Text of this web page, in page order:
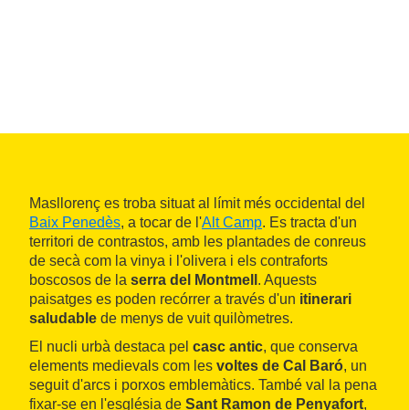
Masllorenç es troba situat al límit més occidental del
Baix Penedès, a tocar de l'Alt Camp. Es tracta d'un
territori de contrastos, amb les plantades de conreus
de secà com la vinya i l'olivera i els contraforts
boscosos de la serra del Montmell . Aquests
paisatges es poden recórrer a través d'un itinerari
saludable de menys de vuit quilòmetres.
El nucli urbà destaca pel casc antic, que conserva
elements medievals com les voltes de Cal Baró, un
seguit d'arcs i porxos emblemàtics. També val la pena
fixar-se en l'església de Sant Ramon de Penyafort,